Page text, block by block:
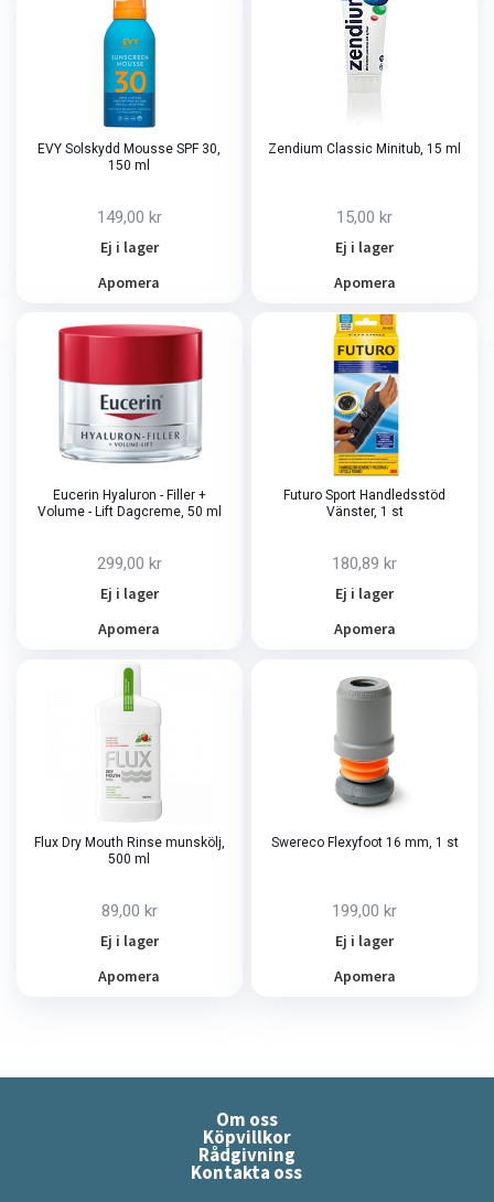
EVY Solskydd Mousse SPF 30,
150 ml
149,00 kr
Ej i lager
Apomera
Zendium Classic Minitub, 15 ml
15,00 kr
Ej i lager
Apomera
Eucerin Hyaluron - Filler +
Volume - Lift Dagcreme, 50 ml
299,00 kr
Ej i lager
Apomera
Futuro Sport Handledsstöd
Vänster, 1 st
180,89 kr
Ej i lager
Apomera
Flux Dry Mouth Rinse munskölj,
500 ml
89,00 kr
Ej i lager
Apomera
Swereco Flexyfoot 16 mm, 1 st
199,00 kr
Ej i lager
Apomera
Om oss
Köpvillkor
Rådgivning
Kontakta oss